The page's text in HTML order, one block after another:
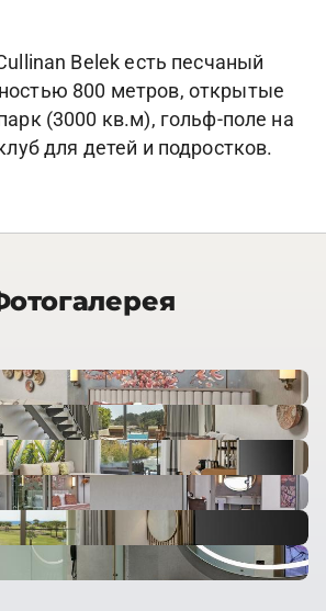
Belek есть песчаный
800 метров, открытые
(3000 кв.м), гольф-поле на
для детей и подростков.